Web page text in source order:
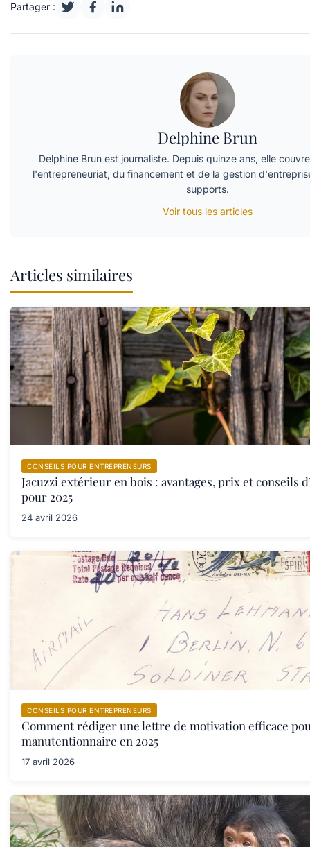
Partager :
Delphine Brun
Delphine Brun est journaliste. Depuis quinze ans, elle
l'entrepreneuriat, du financement et de la gestion
supports.
Voir tous les articles
Articles similaires
CONSEILS POUR ENTREPRENEURS
Jacuzzi extérieur en bois : avantages, prix et conseils
pour 2025
24 avril 2026
CONSEILS POUR ENTREPRENEURS
Comment rédiger une lettre de motivation efficace
manutentionnaire en 2025
17 avril 2026